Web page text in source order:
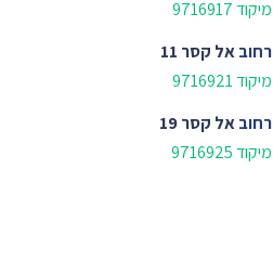
מיקוד 9716917
רחובאל קסר 11
מיקוד 9716921
רחובאל קסר 19
מיקוד 9716925